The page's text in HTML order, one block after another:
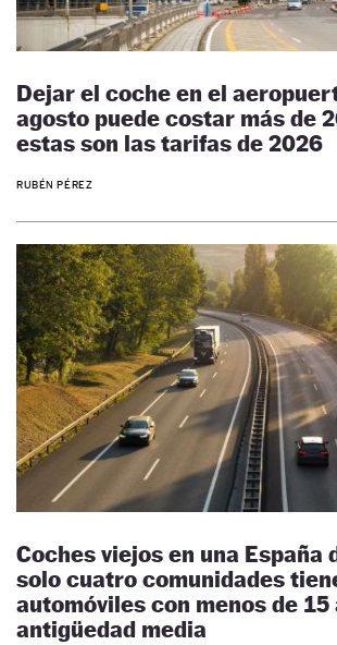
Dejar el coche en el
agosto puede costar más de
estas son las tarifas de 2026
RUBÉN PÉREZ
Coches viejos en una España
solo cuatro comunidades
automóviles con menos de 15
antigüedad media